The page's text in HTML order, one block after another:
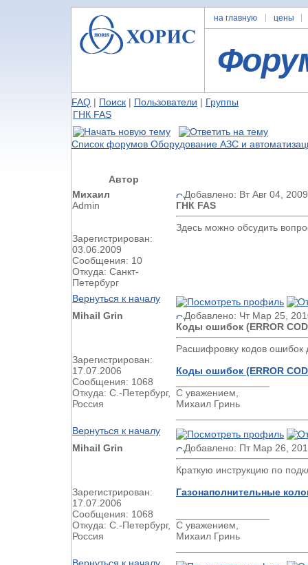
на главную цены
FAQ | Поиск | Пользователи | Группы
ГНК FAS
Список форумов Оборудование АЗС и
Автор
Михаил
Admin
Зарегистрирован:
03.06.2009
Сообщения: 10
Откуда: Санкт-
Петербург
Добавлено: Вт Авг 04,
ГНК FAS
Здесь можно обсудить
Вернуться к началу
Mihail Grin
Зарегистрирован:
17.07.2006
Сообщения: 1068
Откуда: С.-Петербург,
Россия
Добавлено: Чт Мар 25,
Коды ошибок (ERROR
Расшифровку кодов ошибок
Коды ошибок (ERROR
С уважением,
Михаил Гринь
Вернуться к началу
Mihail Grin
Зарегистрирован:
17.07.2006
Сообщения: 1068
Откуда: С.-Петербург,
Россия
Добавлено: Пт Мар 26,
Краткую инструкцию по
Газонаполнительные
С уважением,
Михаил Гринь